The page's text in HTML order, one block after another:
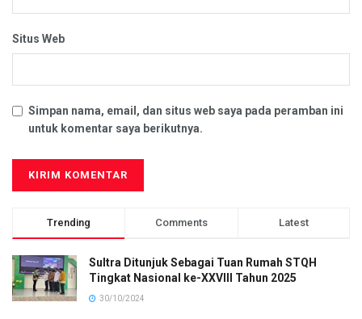
Situs Web
Simpan nama, email, dan situs web saya pada peramban ini
untuk komentar saya berikutnya.
Trending Comments Latest
Sultra Ditunjuk Sebagai Tuan Rumah STQH
Tingkat Nasional ke-XXVIII Tahun 2025
30/10/2024